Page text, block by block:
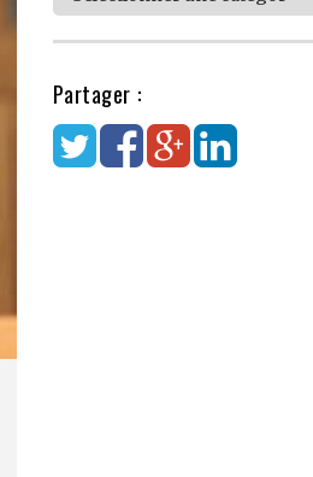
Partager :